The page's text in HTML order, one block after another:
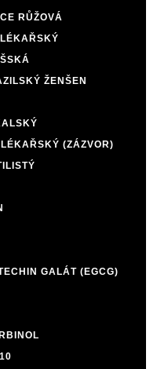
RŮŽOVÁ
ŽENŠEN
(ZÁZVOR)
GALÁT (EGCG)